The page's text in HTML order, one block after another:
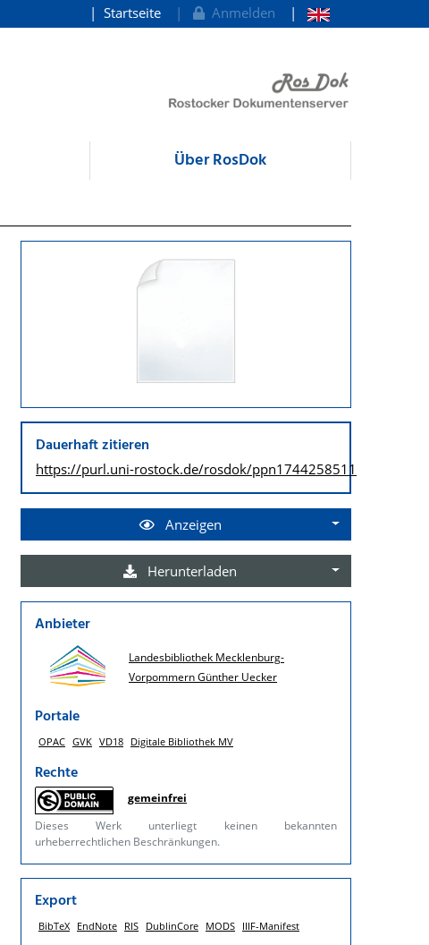
Startseite Anmelden
Über RosDok
Dauerhaft zitieren
https://purl.uni-rostock.de/rosdok/ppn1744258511
Anzeigen
Herunterladen
Anbieter
Landesbibliothek Mecklenburg-
Vorpommern Günther Uecker
Portale
OPAC GVK VD18 Digitale Bibliothek MV
Rechte
gemeinfrei
Dieses Werk unterliegt keinen bekannten
urheberrechtlichen Beschränkungen.
Export
BibTeX EndNote RIS DublinCore MODS IIIF-Manifest